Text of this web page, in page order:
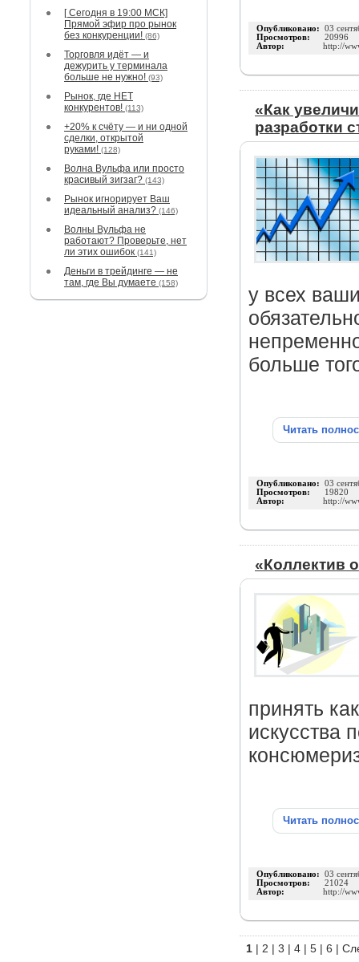
[ Сегодня в 19:00 МСК]
Прямой эфир про рынок
без конкуренции! (86)
Торговля идёт — и
дежурить у терминала
больше не нужно! (93)
Рынок, где НЕТ
конкурентов! (113)
+20% к счёту — и ни одной
сделки, открытой
руками! (128)
Волна Вульфа или просто
красивый зигзаг? (143)
Рынок игнорирует Ваш
идеальный анализ? (146)
Волны Вульфа не
работают? Проверьте, нет
ли этих ошибок (141)
Деньги в трейдинге — не
там, где Вы думаете (158)
Опубликовано: 03
Просмотров: 20996
Автор: http://
«Как
разработки
у всех
больше
Читать
Опубликовано: 03
Просмотров: 19820
Автор: http://
«Коллектив
принять
искусства
Читать
Опубликовано: 03
Просмотров: 21024
Автор: http://
1 | 2 | 3 | 4 | 5 | 6 |